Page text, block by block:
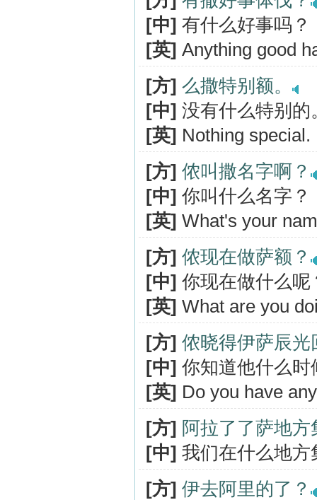
[中] 有什么好事吗？
[英] Anything good
[方] 么撒特别额。
[中] 没有什么特别的
[英] Nothing special.
[方] 侬叫撒名字啊？
[中] 你叫什么名字？
[英] What's your
[方] 侬现在做萨额？
[中] 你现在做什么呢
[英] What are you
[方] 侬晓得伊萨辰光
[中] 你知道他什么时
[英] Do you have
[方] 阿拉了了萨地方
[中] 我们在什么地方
[方] 伊去阿里的了？